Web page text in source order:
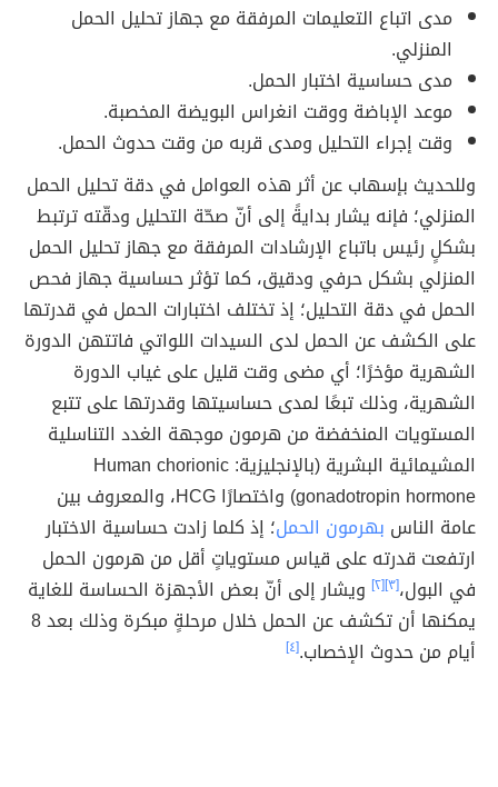
مدى اتباع التعليمات المرفقة مع جهاز تحليل الحمل
المنزلي.
مدى حساسية اختبار الحمل.
موعد الإباضة ووقت انغراس البويضة المخصبة.
وقت إجراء التحليل ومدى قربه من وقت حدوث الحمل.
وللحديث بإسهاب عن أثر هذه العوامل في دقة تحليل الحمل
المنزلي؛ فإنه يشار بدايةً إلى أنّ صحّة التحليل ودقّته ترتبط
بشكلٍ رئيس باتباع الإرشادات المرفقة مع جهاز تحليل الحمل
المنزلي بشكل حرفي ودقيق، كما تؤثر حساسية جهاز فحص
الحمل في دقة التحليل؛ إذ تختلف اختبارات الحمل في قدرتها
على الكشف عن الحمل لدى السيدات اللواتي فاتتهن الدورة
الشهرية مؤخرًا؛ أي مضى وقت قليل على غياب الدورة
الشهرية، وذلك تبعًا لمدى حساسيتها وقدرتها على تتبع
المستويات المنخفضة من هرمون موجهة الغدد التناسلية
المشيمائية البشرية (بالإنجليزية: Human chorionic
gonadotropin hormone) واختصارًا HCG، والمعروف بين
عامة الناس بهرمون الحمل؛ إذ كلما زادت حساسية الاختبار
ارتفعت قدرته على قياس مستوياتٍ أقل من هرمون الحمل
في البول،[٣] [٢]
ويشار إلى أنّ بعض الأجهزة الحساسة للغاية
يمكنها أن تكشف عن الحمل خلال مرحلةٍ مبكرة وذلك بعد 8
أيام من حدوث الإخصاب.[٤]